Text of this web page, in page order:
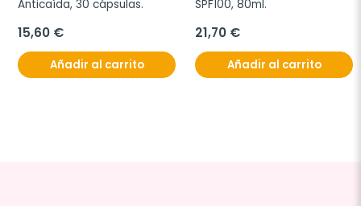
Anticaída, 30 cápsulas.
15,60 €
Añadir al carrito
SPF100, 80ml.
21,70 €
Añadir al carrito